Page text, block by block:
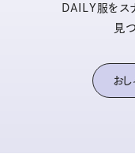
DAILY服をス
見
お